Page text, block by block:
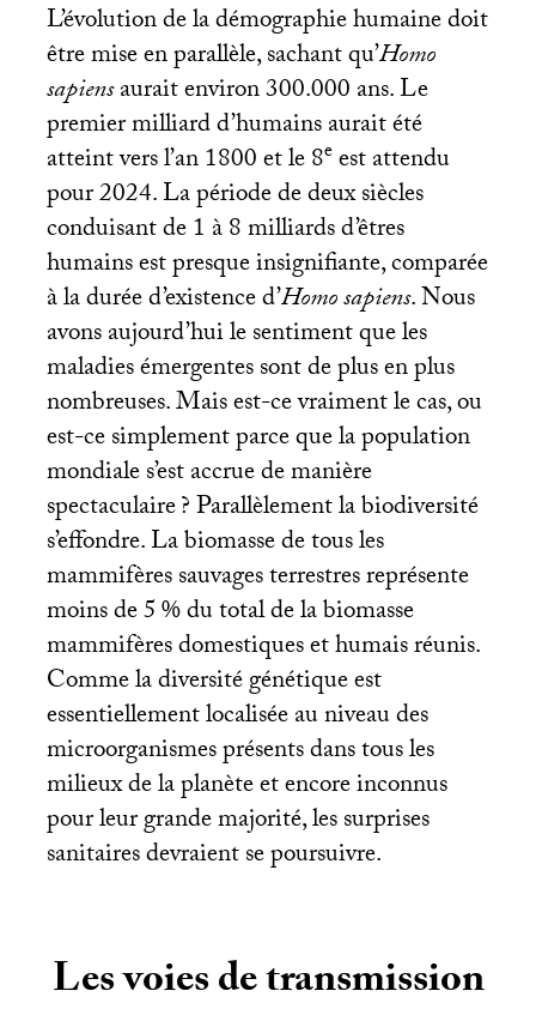
L’évolution de la démographie humaine doit
être mise en parallèle, sachant qu’Homo
sapiensaurait environ 300.000 ans. Le
premier milliard d’humains aurait été
atteint vers l’an 1800 et le 8eest attendu
pour 2024. La période de deux siècles
conduisant de 1 à 8 milliards d’êtres
humains est presque insignifiante, comparée
à la durée d’existence d’Homo sapiens. Nous
avons aujourd’hui le sentiment que les
maladies émergentes sont de plus en plus
nombreuses. Mais est-ce vraiment le cas, ou
est-ce simplement parce que la population
mondiale s’est accrue de manière
spectaculaire? Parallèlement la biodiversité
s’effondre. La biomasse de tous les
mammifères sauvages terrestres représente
moins de 5% du total de la biomasse
mammifères domestiques et humais réunis.
Comme la diversité génétique est
essentiellement localisée au niveau des
microorganismes présents dans tous les
milieux de la planète et encore inconnus
pour leur grande majorité, les surprises
sanitaires devraient se poursuivre.
Les voies de transmission